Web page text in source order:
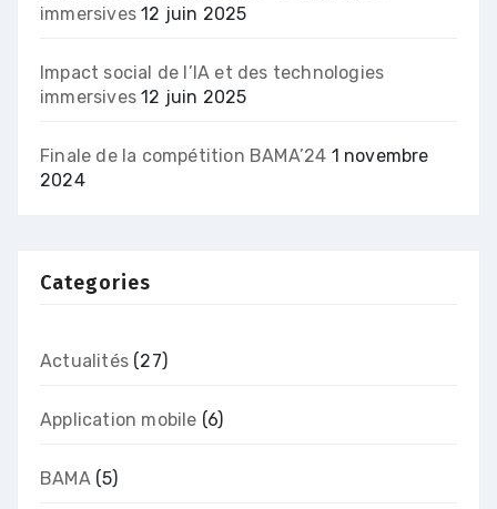
immersives 12 juin 2025
Impact social de l’IA et des technologies
immersives 12 juin 2025
Finale de la compétition BAMA’24 1 novembre
2024
Categories
Actualités (27)
Application mobile (6)
BAMA(5)